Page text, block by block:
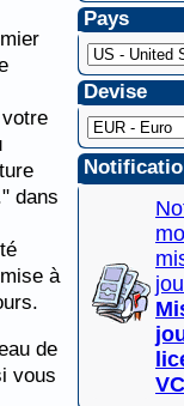
dans
à
de
vous
Pays
Devise